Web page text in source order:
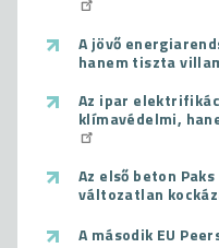
A jövő
hanem tiszta
Az ipar
klímavédelmi,
Az első beton
változatlan
A második EU